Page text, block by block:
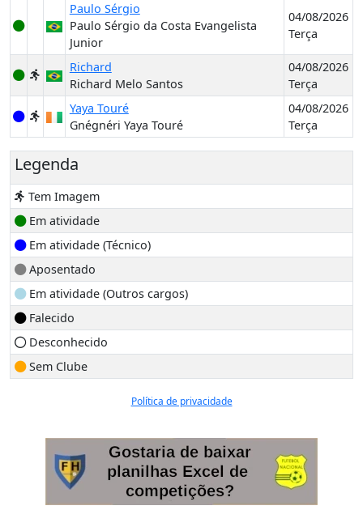
Paulo Sérgio
Paulo Sérgio da Costa Evangelista
Junior
04/08/2026
Terça
Richard
Richard Melo Santos
04/08/2026
Terça
Yaya Touré
Gnégnéri Yaya Touré
04/08/2026
Terça
Legenda
Tem Imagem
Em atividade
Em atividade (Técnico)
Aposentado
Em atividade (Outros cargos)
Falecido
Desconhecido
Sem Clube
Política de privacidade